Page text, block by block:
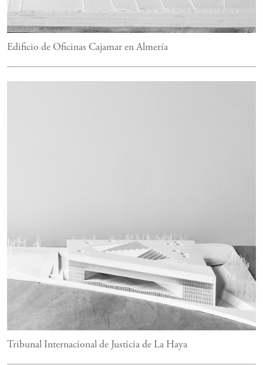
Edificio de Oficinas Cajamar en Almería
Tribunal Internacional de Justicia de La Haya